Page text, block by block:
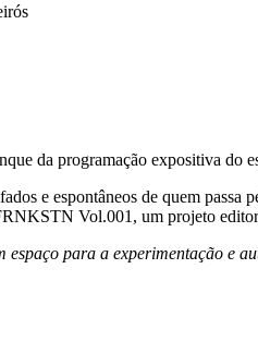
da programação expositiva do
e espontâneos de quem passa
Vol.001, um projeto
espaço para a experimentação